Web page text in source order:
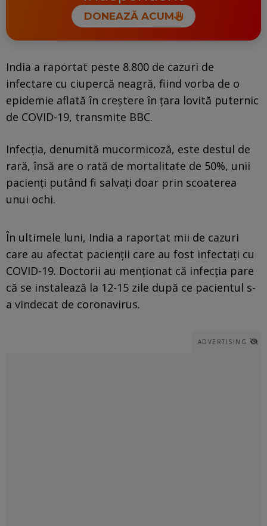
DONEAZĂ ACUM
India a raportat peste 8.800 de cazuri de
infectare cu ciupercă neagră, fiind vorba de o
epidemie aflată în creştere în ţara lovită puternic
de COVID-19, transmite BBC.
Infecţia, denumită mucormicoză, este destul de
rară, însă are o rată de mortalitate de 50%, unii
pacienţi putând fi salvaţi doar prin scoaterea
unui ochi.
În ultimele luni, India a raportat mii de cazuri
care au afectat pacienţii care au fost infectaţi cu
COVID-19. Doctorii au menţionat că infecţia pare
că se instalează la 12-15 zile după ce pacientul s-
a vindecat de coronavirus.
ADVERTISING